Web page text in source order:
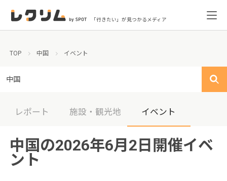
「行きたい」が見つかるメディア
TOP 中国 イベント
中国
レポート 施設・観光地 イベント
中国の2026年6月2日開催イベ
ント